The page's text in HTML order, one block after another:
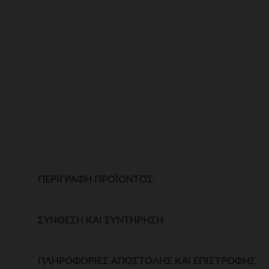
ΠΕΡΙΓΡΑΦΉ ΠΡΟΪΌΝΤΟΣ
ΣΎΝΘΕΣΗ ΚΑΙ ΣΥΝΤΉΡΗΣΗ
ΠΛΗΡΟΦΟΡΊΕΣ ΑΠΟΣΤΟΛΉΣ ΚΑΙ ΕΠΙΣΤΡΟΦΉΣ